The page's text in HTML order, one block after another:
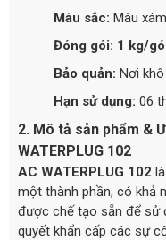
Màu sắc: Màu xám.
Đóng gói: 1 kg/
Bảo quản: Nơi
Hạn sử dụng: 06
2. Mô tả sản phẩm &
WATERPLUG 102
AC WATERPLUG 102
một thành phần, có khả
được chế tạo sẵn để sử
quyết khẩn cấp các sự